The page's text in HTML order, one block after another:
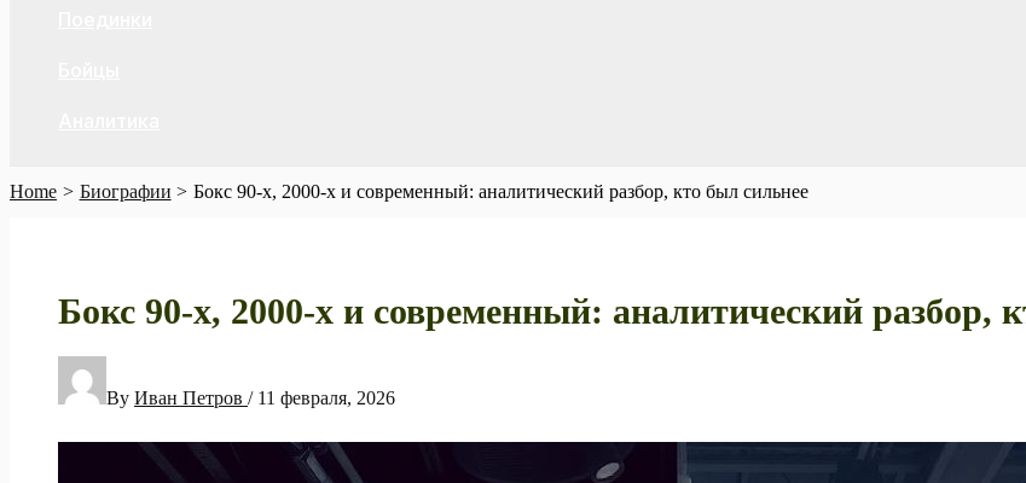
Home Биографии Бокс 90‑х, 2000‑х и современный: аналитический разбор, кто был сильнее
Бокс 90‑х, 2000‑х и современный: аналитический разбор,
By Иван Петров / 11 февраля, 2026